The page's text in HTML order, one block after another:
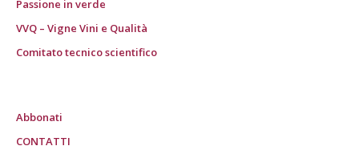
Passione in verde
VVQ – Vigne Vini e Qualità
Comitato tecnico scientifico
Abbonati
CONTATTI